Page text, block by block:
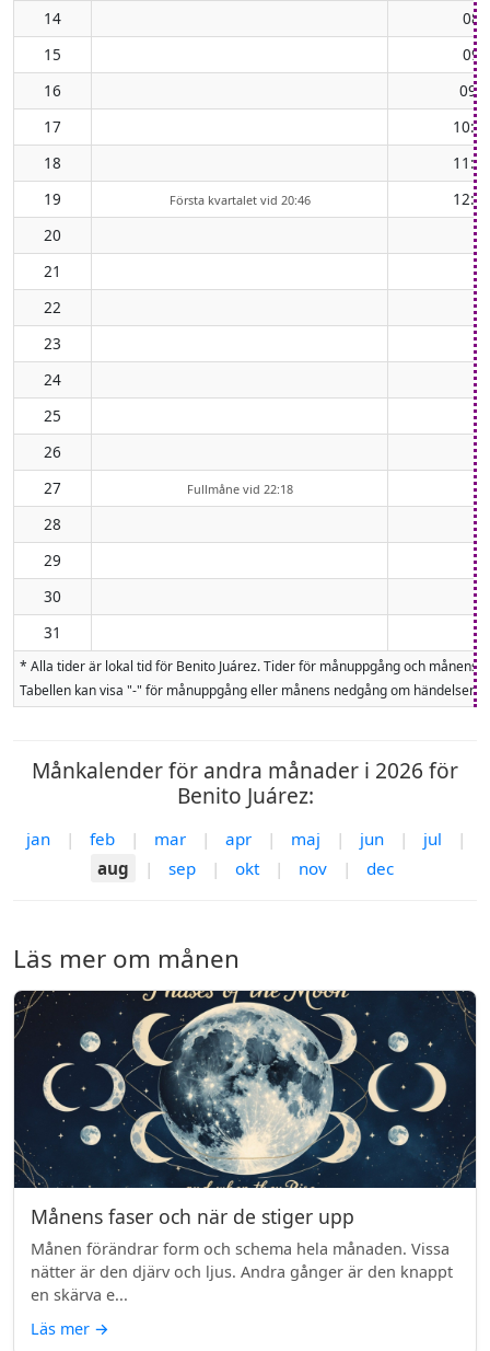
14
15
16
17
18
19 Första kvartalet vid 20:46
20
21
22
23
24
25
26
27
Fullmåne vid 22:18
28
29
30
31
* Alla tider är lokal tid för Benito Juárez. Tider för månuppgång och
Tabellen kan visa "-" för månuppgång eller månens nedgång om
Månkalender för andra månader i 2026 för
Benito Juárez:
jan | feb | mar | apr | maj | jun | jul
|
aug
| sep | okt | nov | dec
Läs mer om månen
Månens faser och när de stiger upp
Månen förändrar form och schema hela månaden. Vissa
nätter är den djärv och ljus. Andra gånger är den knappt
en skärva e...
Läs mer →